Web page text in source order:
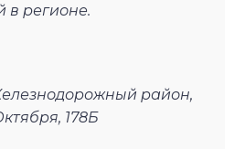
в регионе.
район,
178Б